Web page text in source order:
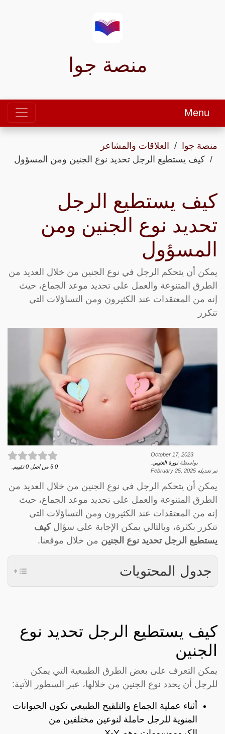
منصة جوا
Menu
منصة جوا
العلاقات والمشاعر
كيف يستطيع الرجل تحديد نوع الجنين ومن المسؤول
كيف يستطيع الرجل
تحديد نوع الجنين ومن
المسؤول
يمكن أن يتحكم الرجل في نوع الجنين من خلال العديد من
الطرق المتنوعة والعمل على تحديد موعد الجماع، حيث
إنه من المعتقدات عند الكثيرون ومن التساؤلات التي
تتكرر
October 17, 2023
بواسطةنورة العتيبي
تم تعديله February 25, 2025
0
5 من اصل 0 تقييم.
يمكن أن يتحكم الرجل في نوع الجنين من خلال العديد من
الطرق المتنوعة والعمل على تحديد موعد الجماع، حيث
إنه من المعتقدات عند الكثيرون ومن التساؤلات التي
تتكرر بكثرة، وبالتالي يمكن الإجابة على سؤالكيف
يستطيع الرجل تحديد نوع الجنين من خلال موقعنا.
جدول المحتويات
كيف يستطيع الرجل تحديد نوع
الجنين
يمكن التعرف على بعض الطرق الطبيعية التي يمكن
للرجل أن يحدد نوع الجنين من خلالها، عبر السطور الآتية:
أثناء عملية الجماع والتلقيح الطبيعي تكون الحيوانات
المنوية للرجل حاملة لنوعين مختلفين من